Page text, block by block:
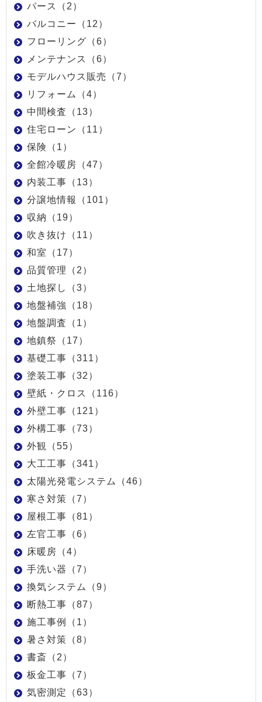
パース（2）
バルコニー（12）
フローリング（6）
メンテナンス（6）
モデルハウス販売（7）
リフォーム（4）
中間検査（13）
住宅ローン（11）
保険（1）
全館冷暖房（47）
内装工事（13）
分譲地情報（101）
収納（19）
吹き抜け（11）
和室（17）
品質管理（2）
土地探し（3）
地盤補強（18）
地盤調査（1）
地鎮祭（17）
基礎工事（311）
塗装工事（32）
壁紙・クロス（116）
外壁工事（121）
外構工事（73）
外観（55）
大工工事（341）
太陽光発電システム（46）
寒さ対策（7）
屋根工事（81）
左官工事（6）
床暖房（4）
手洗い器（7）
換気システム（9）
断熱工事（87）
施工事例（1）
暑さ対策（8）
書斎（2）
板金工事（7）
気密測定（63）